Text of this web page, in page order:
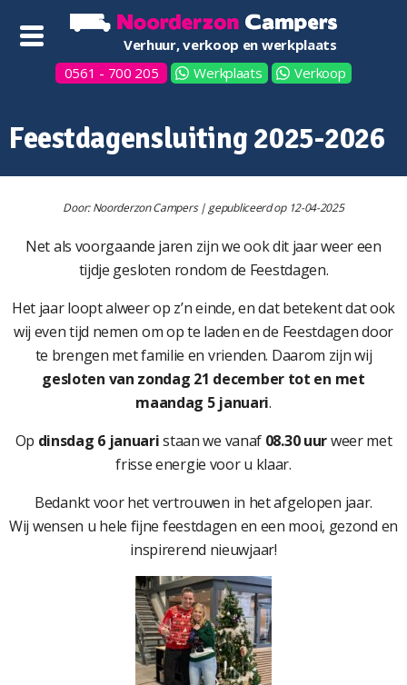
Verhuur, verkoop en werkplaats
0561 - 700 205
Werkplaats Verkoop
Feestdagensluiting 2025-2026
Door: Noorderzon Campers | gepubliceerd op 12-04-2025
Net als voorgaande jaren zijn we ook dit jaar weer een
tijdje gesloten rondom de Feestdagen.
Het jaar loopt alweer op z’n einde, en dat betekent dat ook
wij even tijd nemen om op te laden en de Feestdagen door
te brengen met familie en vrienden. Daarom zijn wij
gesloten van zondag 21 december tot en met
maandag 5 januari.
Op dinsdag 6 januaristaan we vanaf 08.30 uurweer met
frisse energie voor u klaar.
Bedankt voor het vertrouwen in het afgelopen jaar.
Wij wensen u hele fijne feestdagen en een mooi, gezond en
inspirerend nieuwjaar!